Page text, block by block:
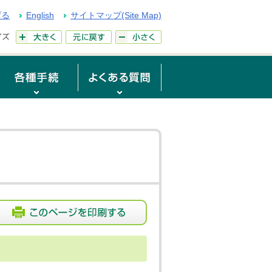
English サイトマップ(Site Map)